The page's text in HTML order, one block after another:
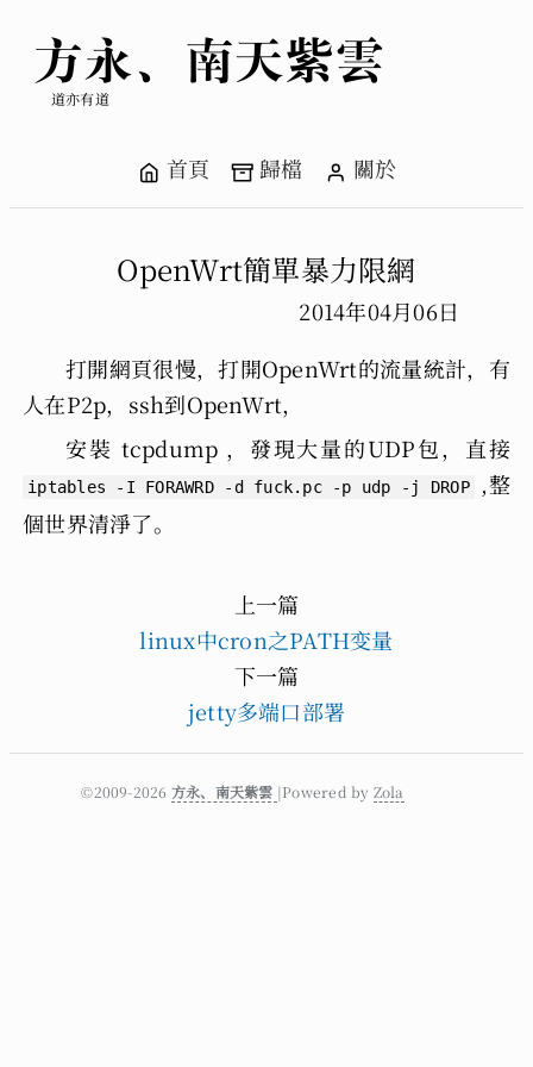
方永、南天紫雲
道亦有道
首頁 歸檔 關於
OpenWrt簡單暴力限網
2014年04月06日
打開網頁很慢，打開OpenWrt的流量統計，有
人在P2p，ssh到OpenWrt，
安裝 tcpdump ，發現大量的UDP包，直接
iptables -I FORAWRD -d fuck.pc -p udp -j DROP
,整
個世界清淨了。
上一篇
linux中cron之PATH变量
下一篇
jetty多端口部署
©2009-2026 方永、南天紫雲 |Powered by Zola